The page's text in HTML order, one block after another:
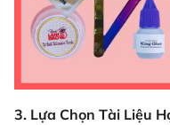
3. Lựa Chọn Tài Liệu